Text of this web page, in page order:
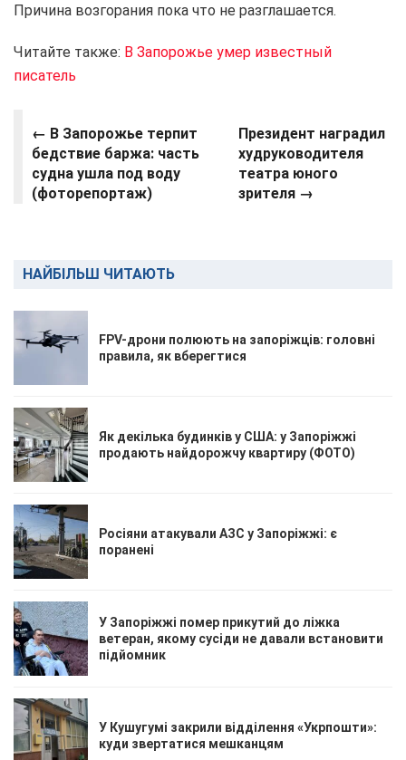
Причина возгорания пока что не разглашается.
Читайте также: В Запорожье умер известный
писатель
← В Запорожье терпит
бедствие баржа: часть
судна ушла под воду
(фоторепортаж)
Президент наградил
худруководителя
театра юного
зрителя →
НАЙБІЛЬШ ЧИТАЮТЬ
FPV-дрони полюють на запоріжців: головні
правила, як вберегтися
Як декілька будинків у США: у Запоріжжі
продають найдорожчу квартиру (ФОТО)
Росіяни атакували АЗС у Запоріжжі: є
поранені
У Запоріжжі помер прикутий до ліжка
ветеран, якому сусіди не давали встановити
підйомник
У Кушугумі закрили відділення «Укрпошти»:
куди звертатися мешканцям